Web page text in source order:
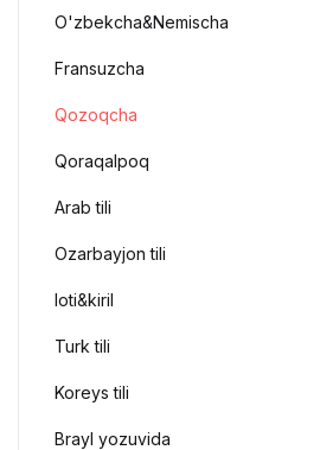
O'zbekcha&Nemischa
Fransuzcha
Qozoqcha
Qoraqalpoq
Arab tili
Ozarbayjon tili
loti&kiril
Turk tili
Koreys tili
Brayl yozuvida